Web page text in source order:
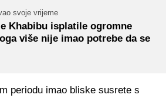
svoje vrijeme
Khabibu isplatile ogromne
više nije imao potrebe da se
periodu imao bliske susrete s